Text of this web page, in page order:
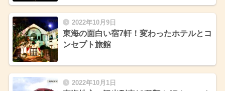
2022年10月9日
東海の面白い宿7軒！変わったホテルとコ
ンセプト旅館
2022年10月1日